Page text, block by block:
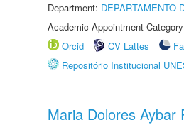
Department: DEPARTAMENTO
Academic Appointment
Orcid
CV Lattes
Repositório Institucional
Maria Dolores Aybar